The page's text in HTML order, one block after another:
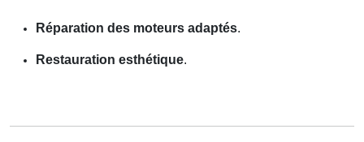
Réparation des moteurs adaptés.
Restauration esthétique.